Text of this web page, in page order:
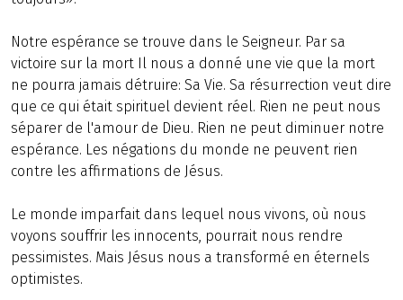
Notre espérance se trouve dans le Seigneur. Par sa
victoire sur la mort Il nous a donné une vie que la mort
ne pourra jamais détruire: Sa Vie. Sa résurrection veut dire
que ce qui était spirituel devient réel. Rien ne peut nous
séparer de l'amour de Dieu. Rien ne peut diminuer notre
espérance. Les négations du monde ne peuvent rien
contre les affirmations de Jésus.
Le monde imparfait dans lequel nous vivons, où nous
voyons souffrir les innocents, pourrait nous rendre
pessimistes. Mais Jésus nous a transformé en éternels
optimistes.